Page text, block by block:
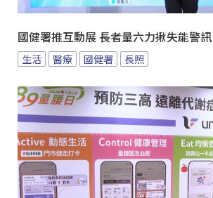
國健署推互動展 長者量六力揪失能警訊
生活 醫療 國健署 長照